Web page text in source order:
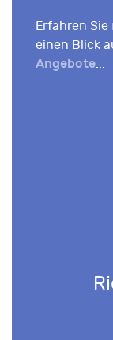
Erfahren Sie
einen Blick
Angebote...